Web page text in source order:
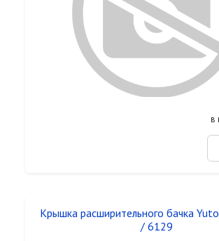
в
Крышка расширительного бачка
/ 6129